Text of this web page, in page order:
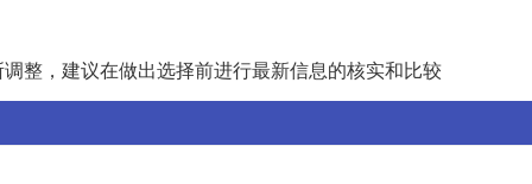
整，建议在做出选择前进行最新信息的核实和比较